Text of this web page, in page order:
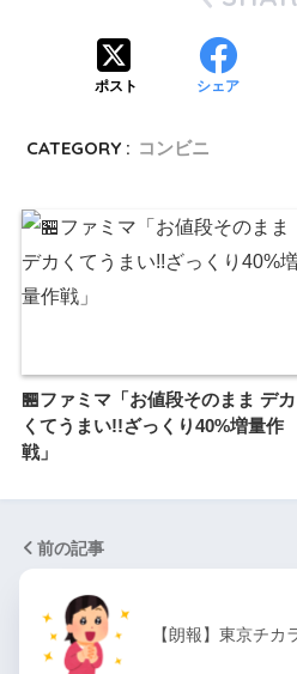
ポスト シェア
CATEGORY : コンビニ
🏪ファミマ「お値段そのまま デカ
くてうまい!!ざっくり40%増量作
戦」
前の記事
【朗報】東京チ